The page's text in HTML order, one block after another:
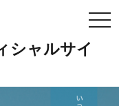
シャルサイ